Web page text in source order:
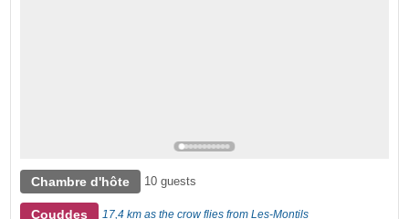
Chambre d'hôte 10 guests
Couddes 17,4 km as the crow flies from Les-Montils